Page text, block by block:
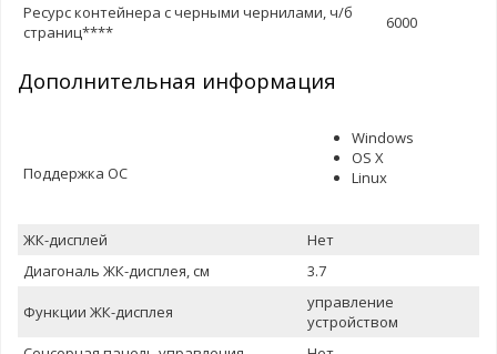
Ресурс контейнера с черными чернилами, ч/б
страниц****
6000
Дополнительная информация
Поддержка ОС
Windows
OS X
Linux
ЖК-дисплей
Нет
Диагональ ЖК-дисплея, см
3.7
Функции ЖК-дисплея
управление
устройством